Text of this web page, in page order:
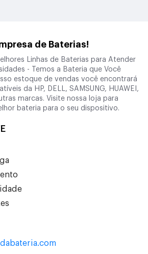
de Baterias!
Linhas de Baterias para Atender
- Temos a Bateria que Você
estoque de vendas você encontrará
da HP, DELL, SAMSUNG, HUAWEI,
marcas. Visite nossa loja para
bateria para o seu dispositivo.